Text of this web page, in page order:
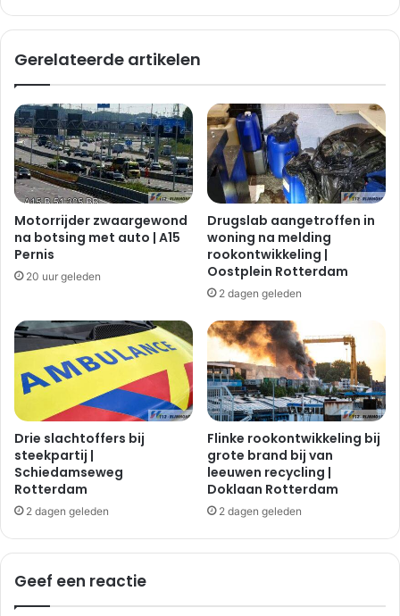
j
i
|
S
p
i
j
e
n
i
s
e
l
c
o
f
f
e
r
c
h
e
g
e
l
a
e
n
n
a
o
n
u
k
Gerelateerde artikelen
Motorrijder zwaargewond
na botsing met auto | A15
Pernis
20 uur geleden
Drugslab aangetroffen in
woning na melding
rookontwikkeling |
Oostplein Rotterdam
2 dagen geleden
Drie slachtoffers bij
steekpartij |
Schiedamseweg
Rotterdam
2 dagen geleden
Flinke rookontwikkeling bij
grote brand bij van
leeuwen recycling |
Doklaan Rotterdam
2 dagen geleden
Geef een reactie